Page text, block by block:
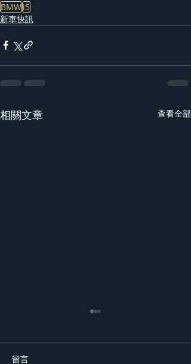
BMWi5
新車快訊
相關文章 查看全部
留言